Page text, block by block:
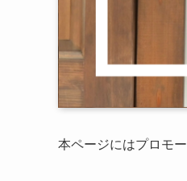
本ページにはプロモ